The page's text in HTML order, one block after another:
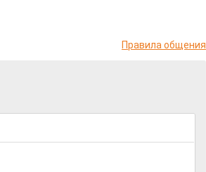
Правила общения